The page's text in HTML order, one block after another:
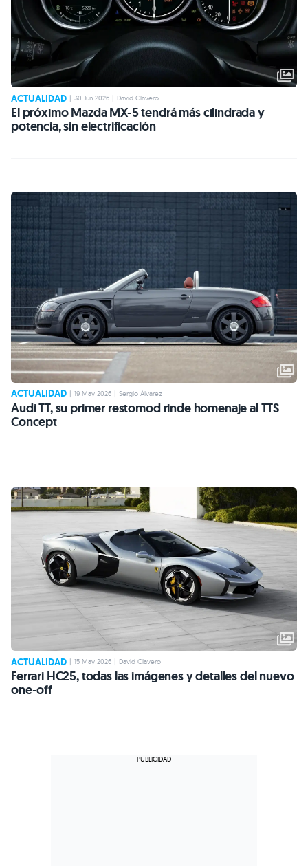
ACTUALIDAD 30 Jun 2026 David Clavero
El próximo Mazda MX-5 tendrá más cilindrada y
potencia, sin electrificación
ACTUALIDAD | 19 May 2026 | Sergio Álvarez
Audi TT, su primer restomod rinde homenaje al TTS
Concept
ACTUALIDAD 15 May 2026 David Clavero
Ferrari HC25, todas las imágenes y detalles del nuevo
one-off